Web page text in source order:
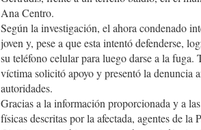
Ana Centro.
Según la investigación, el ahora condenado
joven y, pese a que esta intentó defenderse,
su teléfono celular para luego darse a la fuga.
víctima solicitó apoyo y presentó la denuncia
autoridades.
Gracias a la información proporcionada y a
físicas descritas por la afectada, agentes de la